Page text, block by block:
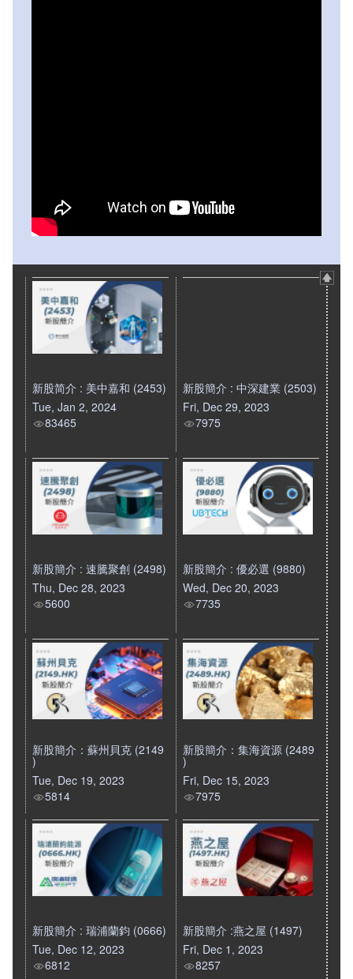
新股简介 : 美中嘉和 (2453)
Tue, Jan 2, 2024
83465
新股簡介 : 中深建業 (2503)
Fri, Dec 29, 2023
7975
新股簡介 : 速騰聚創 (2498)
Thu, Dec 28, 2023
5600
新股簡介 : 優必選 (9880)
Wed, Dec 20, 2023
7735
新股簡介：蘇州貝克 (2149
)
Tue, Dec 19, 2023
5814
新股簡介：集海資源 (2489
)
Fri, Dec 15, 2023
7975
新股簡介 : 瑞浦蘭鈞 (0666)
Tue, Dec 12, 2023
6812
新股簡介 :燕之屋 (1497)
Fri, Dec 1, 2023
8257